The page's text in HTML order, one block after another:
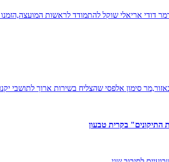
אריאלי שוקל להתמודד לראשות המועצה,הזמנו
סימון אלפסי שהצליח בשירות ארוך
התיקונים" בקרית טבעון